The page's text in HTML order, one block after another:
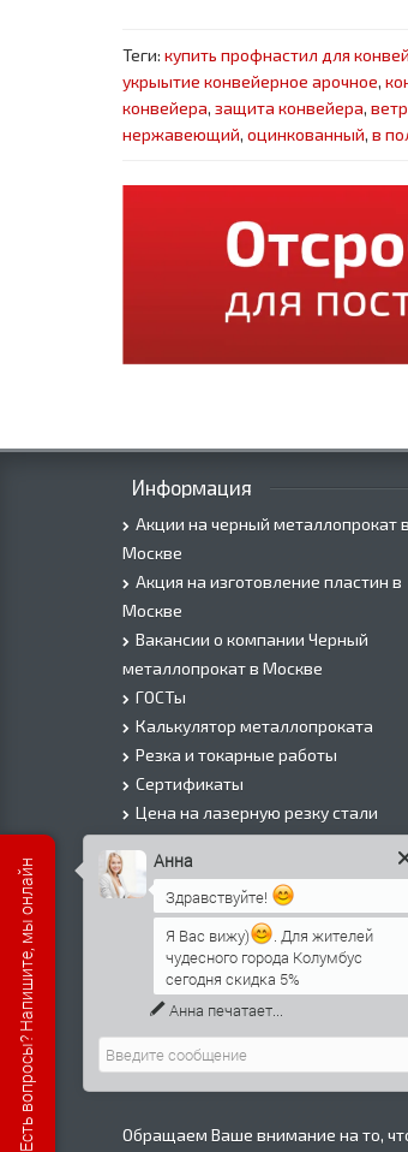
Теги: купить профнастил для
укрыытие конвейерное арочное,
конвейера, защита конвейера,
нержавеющий, оцинкованный, в
Информация
Акции на черный металлопрокат в
Москве
Акция на изготовление пластин в
Москве
Вакансии о компании Черный
металлопрокат в Москве
ГОСТы
Калькулятор металлопроката
Резка и токарные работы
Сертификаты
Цена на лазерную резку стали
Цена на плазменую резку стали
Цена на резку газом или
О Компании
Информация о доставке
Политика безопасности
Контакты
Прайс лист на черный
в Москве
Обращаем Ваше внимание на то,
Есть вопросы? Напишите, мы онлайн Анна
Здравствуйте!
Я Вас вижу)
. Для жителей
чудесного города Колумбус
сегодня скидка 5%
Анна печатает...